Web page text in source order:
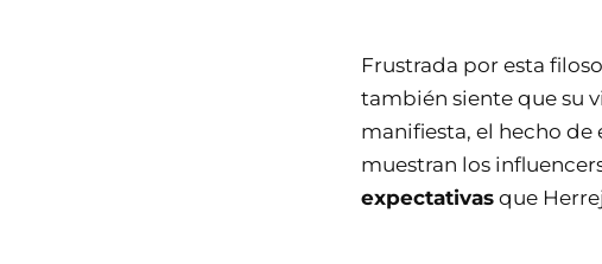
Frustrada por esta
también siente que su
manifiesta, el hecho de
muestran los
expectativas que